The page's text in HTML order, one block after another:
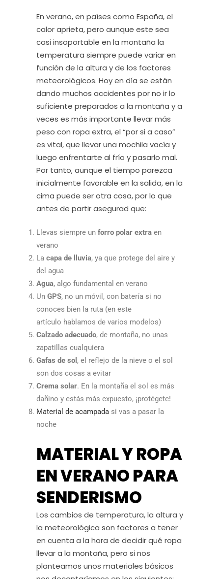
En verano, en países como España, el
calor aprieta, pero aunque este sea
casi insoportable en la montaña la
temperatura siempre puede variar en
función de la altura y de los factores
meteorológicos. Hoy en día se están
dando muchos accidentes por no ir lo
suficiente preparados a la montaña y a
veces es más importante llevar más
peso con ropa extra, el “por si a caso”
es vital, que llevar una mochila vacía y
luego enfrentarte al frío y pasarlo mal.
Por tanto, aunque el tiempo parezca
inicialmente favorable en la salida, en la
cima puede ser otra cosa, por lo que
antes de partir asegurad que:
Llevas siempre un forro polar extra en
verano
La capa de lluvia, ya que protege del aire y
del agua
Agua, algo fundamental en verano
Un GPS, no un móvil, con batería si no
conoces bien la ruta (en este
artículo hablamos de varios modelos)
Calzado adecuado, de montaña, no unas
zapatillas cualquiera
Gafas de sol , el reflejo de la nieve o el sol
son dos cosas a evitar
Crema solar. En la montaña el sol es más
dañino y estás más expuesto, ¡protégete!
Material de acampada si vas a pasar la
noche
MATERIAL Y ROPA
EN VERANO PARA
SENDERISMO
Los cambios de temperatura, la altura y
la meteorológica son factores a tener
en cuenta a la hora de decidir qué ropa
llevar a la montaña, pero si nos
planteamos unos materiales básicos